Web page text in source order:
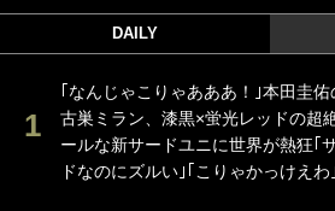
DAILY
｢なんじゃこりゃあああ！｣本田圭佑
古巣ミラン、漆黒×蛍光レッドの超
ールな新サードユニに世界が熱狂｢
ドなのにズルい｣｢こりゃかっけえわ｣